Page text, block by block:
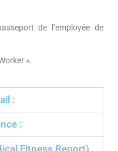
de l’employée de
».
:
: